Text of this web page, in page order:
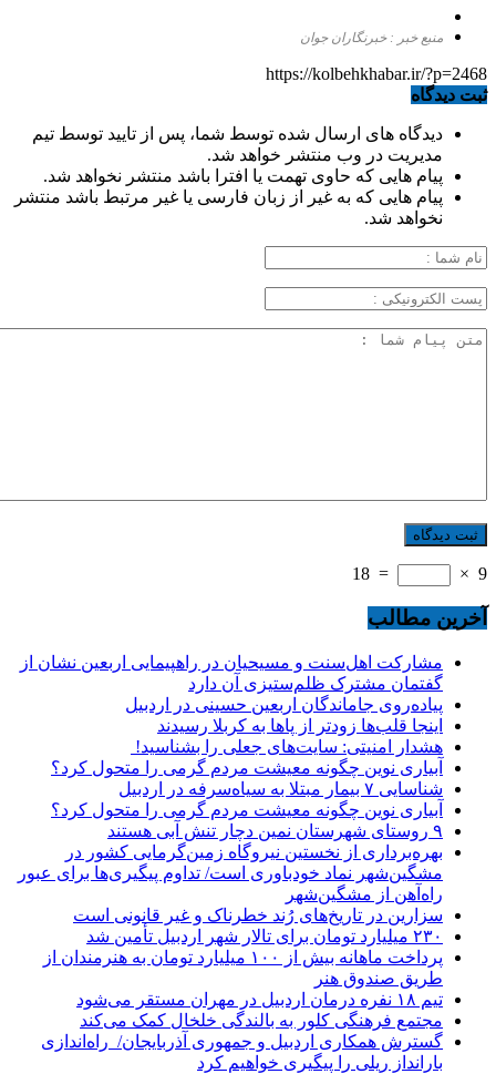
منبع خبر : خبرنگاران جوان
https://kolbehkhabar.ir/?p=2468
ثبت دیدگاه
دیدگاه های ارسال شده توسط شما، پس از تایید توسط تیم
مدیریت در وب منتشر خواهد شد.
پیام هایی که حاوی تهمت یا افترا باشد منتشر نخواهد شد.
پیام هایی که به غیر از زبان فارسی یا غیر مرتبط باشد منتشر
نخواهد شد.
9
×
=
18
آخرین مطالب
مشارکت اهل‌سنت و مسیحیان در راهپیمایی اربعین نشان از
گفتمان مشترک ظلم‌ستیزی آن دارد
پیاده‌روی جاماندگان اربعین حسینی در اردبیل
اینجا قلب‌ها زودتر از پاها به کربلا رسیدند
هشدار امنیتی: سایت‌های جعلی را بشناسید!
آبیاری نوین چگونه معیشت مردم گرمی را متحول کرد؟
شناسایی ۷ بیمار مبتلا به سیاه‌سرفه در اردبیل
آبیاری نوین چگونه معیشت مردم گرمی را متحول کرد؟
۹ روستای شهرستان نمین دچار تنش آبی هستند
بهره‌برداری از نخستین نیروگاه زمین‌گرمایی کشور در
مشگین‌شهر نماد خودباوری است/ تداوم پیگیری‌ها برای عبور
راه‌آهن از مشگین‌شهر
سزارین در تاریخ‌های رُند خطرناک و غیر قانونی است
۲۳۰ میلیارد تومان برای تالار شهر اردبیل تأمین شد
پرداخت ماهانه بیش از ۱۰۰ میلیارد تومان به هنرمندان از
طریق صندوق هنر
تیم ۱۸ نفره درمان اردبیل در مهران مستقر می‌شود
مجتمع فرهنگی کلور به بالندگی خلخال کمک می‌کند
گسترش همکاری اردبیل و جمهوری آذربایجان/ راه‌اندازی
بارانداز ریلی را پیگیری خواهیم کرد